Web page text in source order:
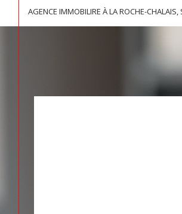
Acheter
de
de l'immo
Propriete
AGENCE IMMOBILIRE À LA ROCHE-